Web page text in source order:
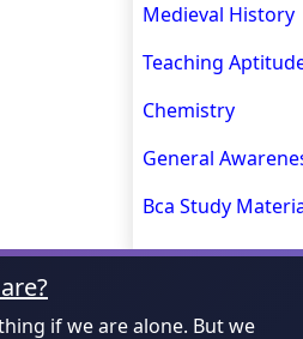
Medieval History
Teaching
Chemistry
General
Bca Study
if we are alone. But we